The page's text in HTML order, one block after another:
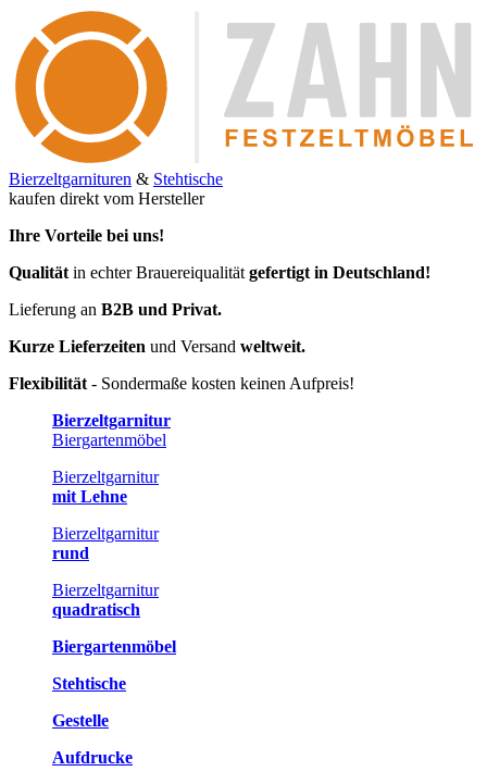
Bierzeltgarnituren & Stehtische
kaufen direkt vom Hersteller
Ihre Vorteile bei uns!
Qualität in echter Brauereiqualität gefertigt in Deutschland!
Lieferung an B2B und Privat.
Kurze Lieferzeiten und Versand weltweit.
Flexibilität - Sondermaße kosten keinen Aufpreis!
Bierzeltgarnitur
Biergartenmöbel
Bierzeltgarnitur
mit Lehne
Bierzeltgarnitur
rund
Bierzeltgarnitur
quadratisch
Biergartenmöbel
Stehtische
Gestelle
Aufdrucke